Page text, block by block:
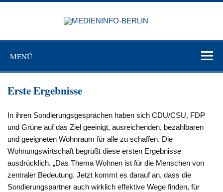
Zum
MENÜ
Erste Ergebnisse
In ihren Sondierungsgesprächen haben sich CDU/CSU, FDP
und Grüne auf das Ziel geeinigt, ausreichenden, bezahlbaren
und geeigneten Wohnraum für alle zu schaffen. Die
Wohnungswirtschaft begrüßt diese ersten Ergebnisse
ausdrücklich. „Das Thema Wohnen ist für die Menschen von
zentraler Bedeutung. Jetzt kommt es darauf an, dass die
Sondierungspartner auch wirklich effektive Wege finden, für